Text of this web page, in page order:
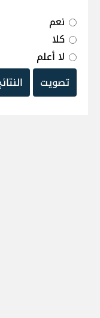
نعم
كلا
لا أعلم
تصويت